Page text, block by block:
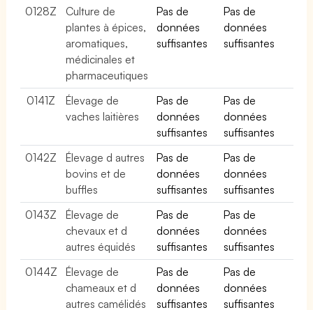
0128Z
Culture de
plantes à épices,
aromatiques,
médicinales et
pharmaceutiques
Pas de
données
suffisantes
Pas de
données
suffisantes
0141Z
Élevage de
vaches laitières
Pas de
données
suffisantes
Pas de
données
suffisantes
0142Z
Élevage d autres
bovins et de
buffles
Pas de
données
suffisantes
Pas de
données
suffisantes
0143Z
Élevage de
chevaux et d
autres équidés
Pas de
données
suffisantes
Pas de
données
suffisantes
0144Z
Élevage de
chameaux et d
autres camélidés
Pas de
données
suffisantes
Pas de
données
suffisantes